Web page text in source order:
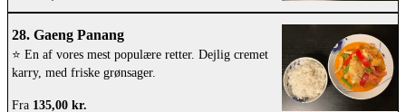
28. Gaeng Panang
⭐️ En af vores mest populære retter. Dejlig cremet
karry, med friske grønsager.
Fra 135,00 kr.